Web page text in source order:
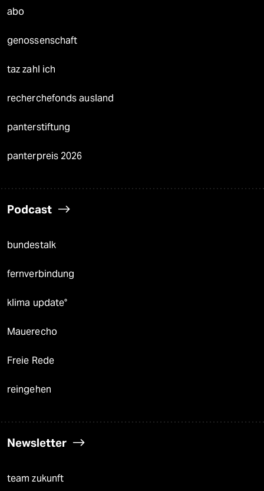
abo
genossenschaft
taz zahl ich
recherchefonds ausland
panterstiftung
panterpreis 2026
Podcast
bundestalk
fernverbindung
klima update°
Mauerecho
Freie Rede
reingehen
Newsletter
team zukunft